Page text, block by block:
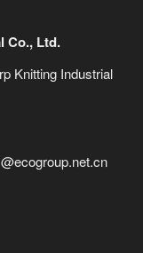
Co., Ltd.
Knitting Industrial